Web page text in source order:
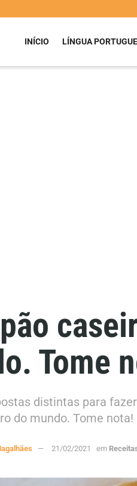
INÍCIO LÍNGUA
Tome
distintas para
do mundo. Tome nota!
21/02/2021 em